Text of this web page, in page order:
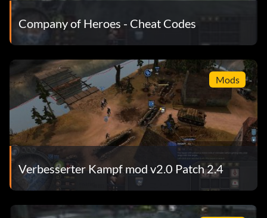
Company of Heroes - Cheat Codes
Mods
Verbesserter Kampf mod v2.0 Patch 2.4